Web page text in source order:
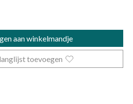
aan winkelmandje
toevoegen